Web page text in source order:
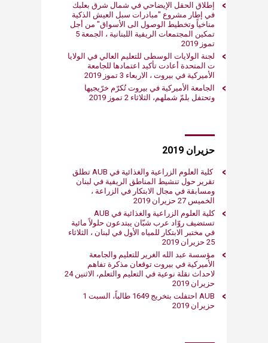
​إطلاق الحقل الإيضاحي في شمال شرق بعلبك
في إطار مشروع "مبادرات سبل العيش الذكية
مناخياً وتخطيط الوصول الى الأسواق" من أجل
تمكين المجتمعات الريفية اللبنانية ، الجمعة 5
تموز​ 2019
لجنة الولايات الوسطى للتعليم العالي في الولايا​
ت المتحدة أعادت تأكيد اعتمادها للجامعة
الأميركية في بيروت ، الاربعاء 3 تموز​ 2019
الجامعة الأميركية في بيروت تُكرّم خرّيجيها
وتحتفل بلمّ شملهم، الثلاثاء 2 تموز​ 2019
​حزيران 2019
كلية العلوم الزراعية والغذائية في AUB​ تطلق
تقرير حول تنشيط المناطق الريفية في لبنان
ومسابقة في مجال الابتكار في الزراعة ،
الخميس​ 27 حزيران 2019
كلية العلوم الزراعية والغذائية في AUB
تستضيف روّاد عرب شبّان يبتدعون حلولاً مائية
في مختبر الابتكار للمياه الأول في لبنان ، الثلاثاء
25​ حزيران 2019
​​​مؤسسة عبد الله الغرير للتعليم والجامعة
الأميركية في بيروت توقعان مذكرة تفاهم
حزيران 2019
​​​AUB احتفلت بتخ​ريج 1649 طالباً، السبت 1
حزيران 2019